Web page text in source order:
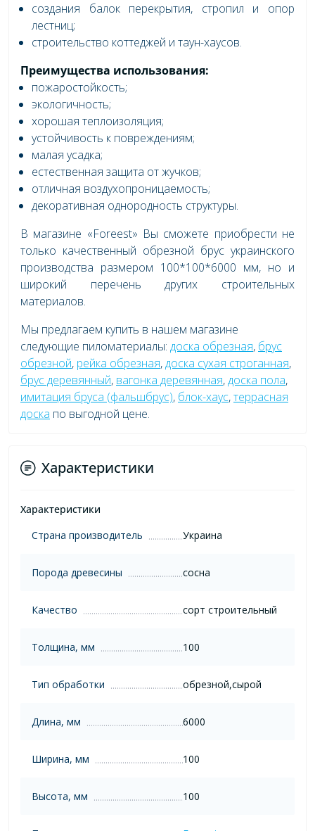
создания балок перекрытия, стропил и опор
лестниц;
строительство коттеджей и таун-хаусов.
Преимущества использования:
пожаростойкость;
экологичность;
хорошая теплоизоляция;
устойчивость к повреждениям;
малая усадка;
естественная защита от жучков;
отличная воздухопроницаемость;
декоративная однородность структуры.
В магазине «Foreest» Вы сможете приобрести не
только качественный обрезной брус украинского
производства размером 100*100*6000 мм, но и
широкий перечень других строительных
материалов.
Мы предлагаем купить в нашем магазине
следующие пиломатериалы: доска обрезная, брус
обрезной, рейка обрезная,доска сухая строганная,
брус деревянный, вагонка деревянная,доска пола,
имитация бруса (фальшбрус), блок-хаус,террасная
доска по выгодной цене.
Характеристики
Характеристики
Страна производитель
Украина
Порода древесины сосна
Качество сорт строительный
Толщина, мм 100
Тип обработки обрезной,сырой
Длина, мм 6000
Ширина, мм 100
Высота, мм 100